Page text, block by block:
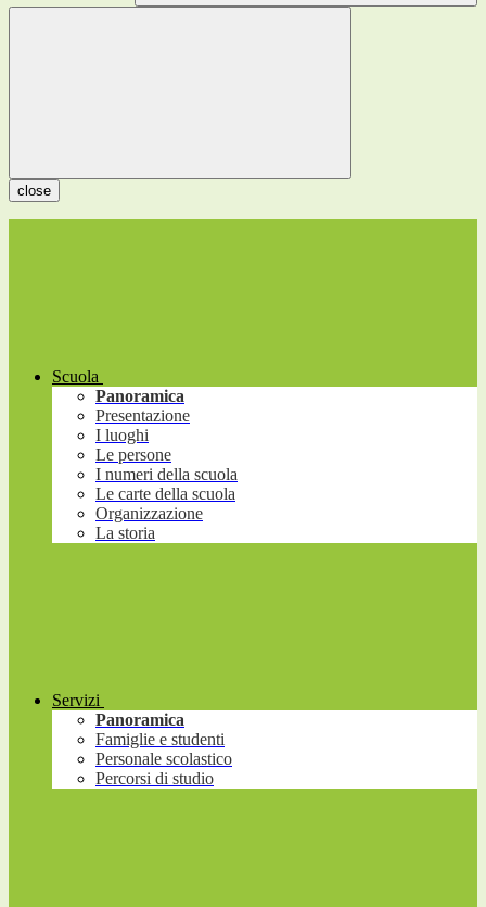
close
Scuola
Panoramica
Presentazione
I luoghi
Le persone
I numeri della scuola
Le carte della scuola
Organizzazione
La storia
Servizi
Panoramica
Famiglie e studenti
Personale scolastico
Percorsi di studio